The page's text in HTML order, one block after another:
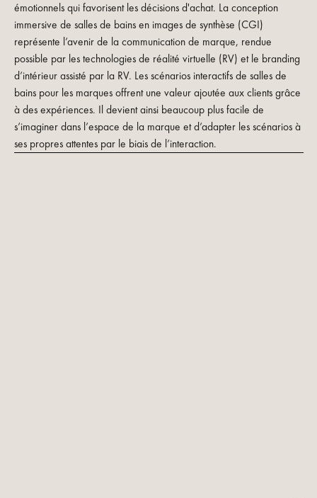
émotionnels qui favorisent les décisions d'achat. La conception
immersive de salles de bains en images de synthèse (CGI)
représente l’avenir de la communication de marque, rendue
possible par les technologies de réalité virtuelle (RV) et le branding
d’intérieur assisté par la RV. Les scénarios interactifs de salles de
bains pour les marques offrent une valeur ajoutée aux clients grâce
à des expériences. Il devient ainsi beaucoup plus facile de
s’imaginer dans l’espace de la marque et d’adapter les scénarios à
ses propres attentes par le biais de l’interaction.